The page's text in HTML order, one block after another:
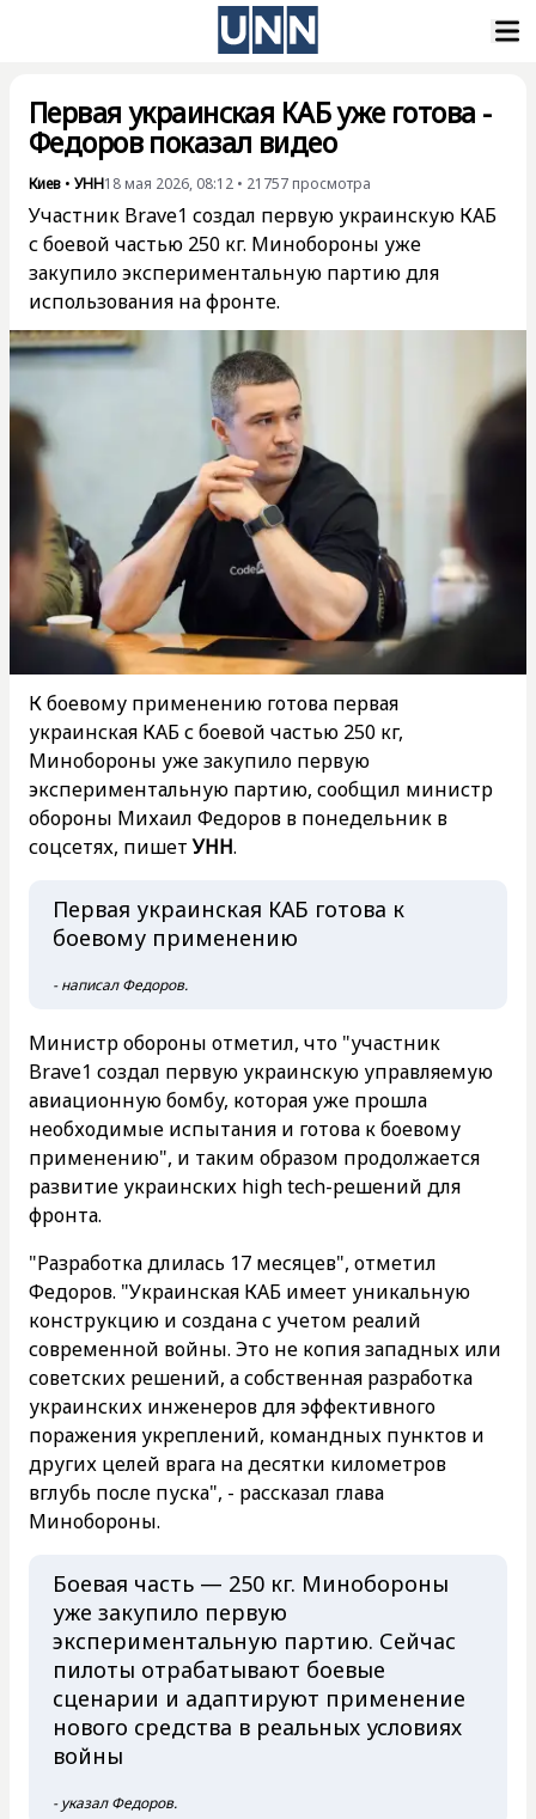
Первая украинская КАБ уже готова -
Федоров показал видео
Киев • УНН18 мая 2026, 08:12 • 21757 просмотра
Участник Brave1 создал первую украинскую КАБ
с боевой частью 250 кг. Минобороны уже
закупило экспериментальную партию для
использования на фронте.
К боевому применению готова первая
украинская КАБ с боевой частью 250 кг,
Минобороны уже закупило первую
экспериментальную партию, сообщил министр
обороны Михаил Федоров в понедельник в
соцсетях, пишетУНН.
Первая украинская КАБ готова к
боевому применению
- написал Федоров.
Министр обороны отметил, что "участник
Brave1 создал первую украинскую управляемую
авиационную бомбу, которая уже прошла
необходимые испытания и готова к боевому
применению", и таким образом продолжается
развитие украинских high tech-решений для
фронта.
"Разработка длилась 17 месяцев", отметил
Федоров. "Украинская КАБ имеет уникальную
конструкцию и создана с учетом реалий
современной войны. Это не копия западных или
советских решений, а собственная разработка
украинских инженеров для эффективного
поражения укреплений, командных пунктов и
других целей врага на десятки километров
вглубь после пуска", - рассказал глава
Минобороны.
Боевая часть — 250 кг. Минобороны
уже закупило первую
экспериментальную партию. Сейчас
пилоты отрабатывают боевые
сценарии и адаптируют применение
нового средства в реальных условиях
войны
- указал Федоров.